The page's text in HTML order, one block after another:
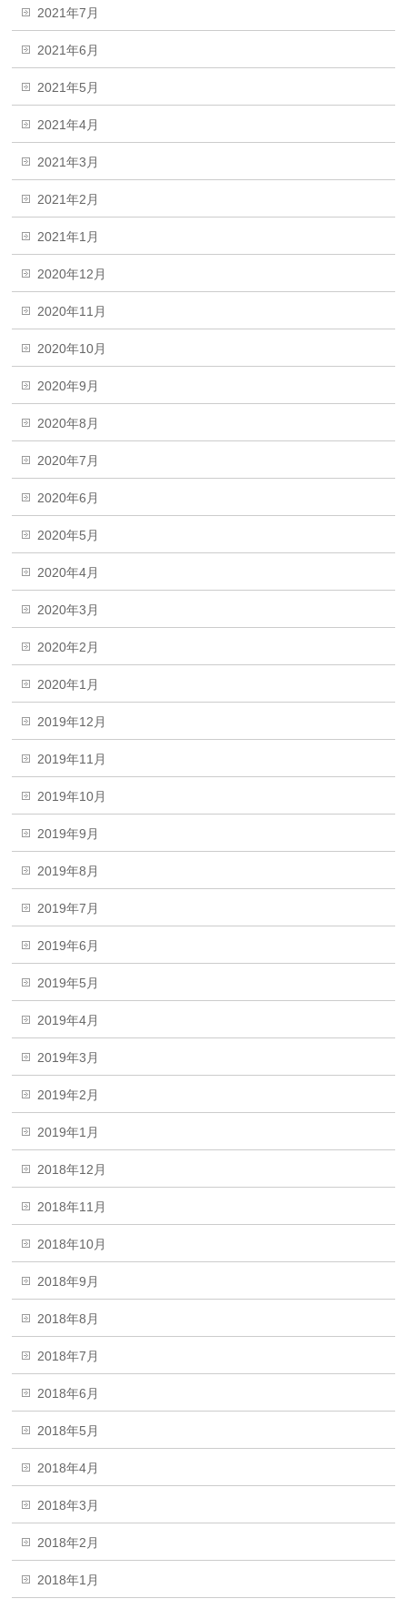
2021年7月
2021年6月
2021年5月
2021年4月
2021年3月
2021年2月
2021年1月
2020年12月
2020年11月
2020年10月
2020年9月
2020年8月
2020年7月
2020年6月
2020年5月
2020年4月
2020年3月
2020年2月
2020年1月
2019年12月
2019年11月
2019年10月
2019年9月
2019年8月
2019年7月
2019年6月
2019年5月
2019年4月
2019年3月
2019年2月
2019年1月
2018年12月
2018年11月
2018年10月
2018年9月
2018年8月
2018年7月
2018年6月
2018年5月
2018年4月
2018年3月
2018年2月
2018年1月